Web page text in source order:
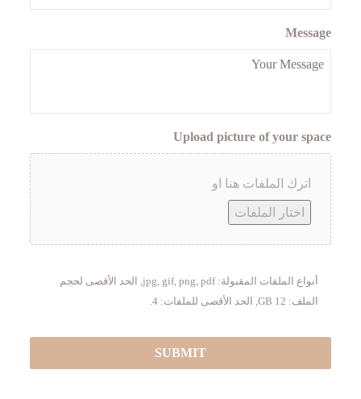
Message
Upload picture of your space
اترك الملفات هنا او
اختار الملفات
أنواع الملفات المقبولة: jpg, gif, png, pdf, الحد الأقصى لحجم
الملف: 12 GB, الحد الأقصى للملفات: 4.